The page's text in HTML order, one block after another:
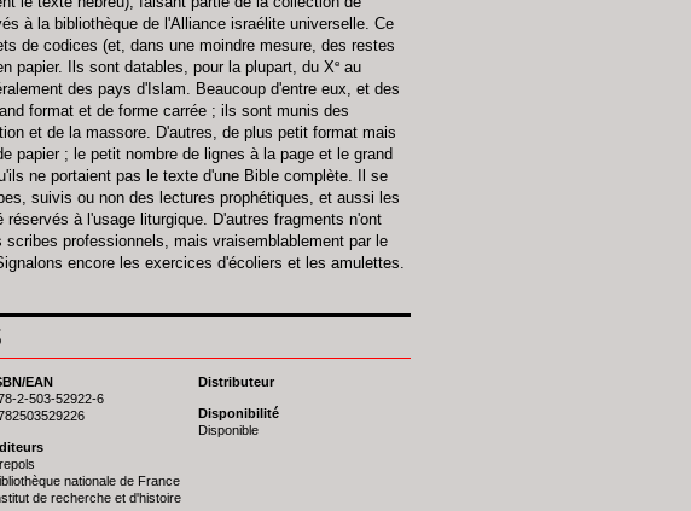
à la bibliothèque de l'Alliance israélite universelle. Ce
de codices (et, dans une moindre mesure, des restes
papier. Ils sont datables, pour la plupart, du Xe au
des pays d'Islam. Beaucoup d'entre eux, et des
format et de forme carrée ; ils sont munis des
et de la massore. D'autres, de plus petit format mais
papier ; le petit nombre de lignes à la page et le grand
ne portaient pas le texte d'une Bible complète. Il se
suivis ou non des lectures prophétiques, et aussi les
à l'usage liturgique. D'autres fragments n'ont
professionnels, mais vraisemblablement par le
encore les exercices d'écoliers et les amulettes.
EAN
2-503-52922-6
nationale de France
de recherche et d'histoire
Distributeur
Disponibilité
Disponible